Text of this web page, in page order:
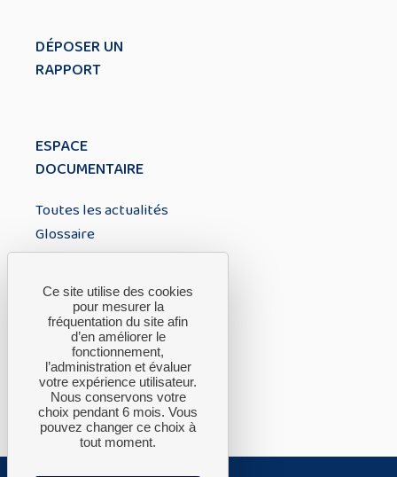
DÉPOSER UN
RAPPORT
ESPACE
DOCUMENTAIRE
Toutes les actualités
Glossaire
À PROPOS
A propos du CTH
FAQ
Nous contacter
Ce site utilise des cookies
pour mesurer la
fréquentation du site afin
d’en améliorer le
fonctionnement,
l’administration et évaluer
votre expérience utilisateur.
Nous conservons votre
choix pendant 6 mois. Vous
pouvez changer ce choix à
tout moment.